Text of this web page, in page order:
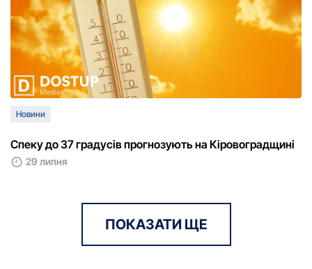
Новини
Спеку до 37 градусів прогнозують на Кіровоградщині
29 липня
ПОКАЗАТИ ЩЕ